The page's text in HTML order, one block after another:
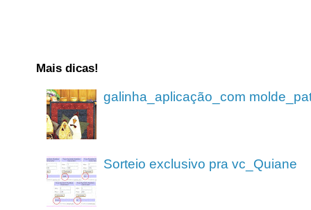
Mais dicas!
galinha_aplicação_com
Sorteio exclusivo pra vc_Quiane